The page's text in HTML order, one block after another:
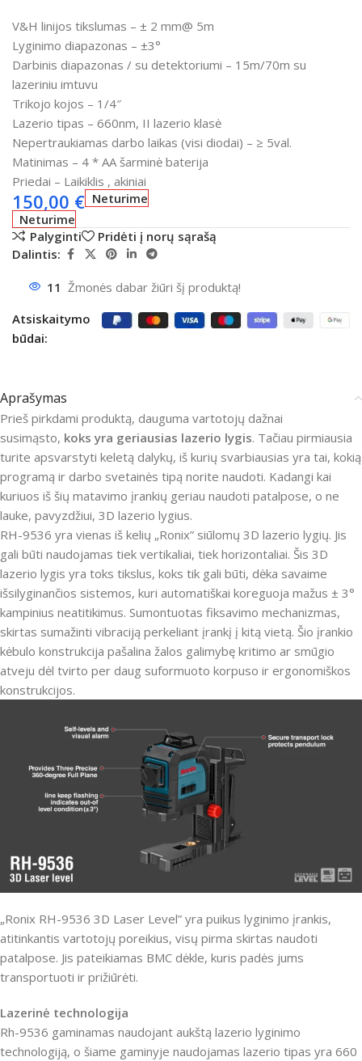
V&H linijos tikslumas – ± 2 mm@ 5m
Lyginimo diapazonas – ±3°
Darbinis diapazonas / su detektoriumi – 15m/70m su
lazeriniu imtuvu
Trikojo kojos – 1/4″
Lazerio tipas – 660nm, II lazerio klasė
Nepertraukiamas darbo laikas (visi diodai) – ≥ 5val.
Matinimas – 4 * AA šarminė baterija
Priedai – Laikiklis , akiniai
150,00 € Neturime
Neturime
Palyginti
Pridėti į norų sąrašą
Dalintis:
11 Žmonės dabar žiūri šį produktą!
Atsiskaitymo
būdai:
Aprašymas
Prieš pirkdami produktą, dauguma vartotojų dažnai
susimąsto, koks yra geriausias lazerio lygis. Tačiau pirmiausia
turite apsvarstyti keletą dalykų, iš kurių svarbiausias yra tai, kokią
programą ir darbo svetainės tipą norite naudoti. Kadangi kai
kuriuos iš šių matavimo įrankių geriau naudoti patalpose, o ne
lauke, pavyzdžiui, 3D lazerio lygius.
RH-9536 yra vienas iš kelių „Ronix” siūlomų 3D lazerio lygių. Jis
gali būti naudojamas tiek vertikaliai, tiek horizontaliai. Šis 3D
lazerio lygis yra toks tikslus, koks tik gali būti, dėka savaime
išsilyginančios sistemos, kuri automatiškai koreguoja mažus ± 3°
kampinius neatitikimus. Sumontuotas fiksavimo mechanizmas,
skirtas sumažinti vibraciją perkeliant įrankį į kitą vietą. Šio įrankio
kėbulo konstrukcija pašalina žalos galimybę kritimo ar smūgio
atveju dėl tvirto per daug suformuoto korpuso ir ergonomiškos
konstrukcijos.
„Ronix RH-9536 3D Laser Level” yra puikus lyginimo įrankis,
atitinkantis vartotojų poreikius, visų pirma skirtas naudoti
patalpose. Jis pateikiamas BMC dėkle, kuris padės jums
transportuoti ir prižiūrėti.
Lazerinė technologija
Rh-9536 gaminamas naudojant aukštą lazerio lyginimo
technologiją, o šiame gaminyje naudojamas lazerio tipas yra 660